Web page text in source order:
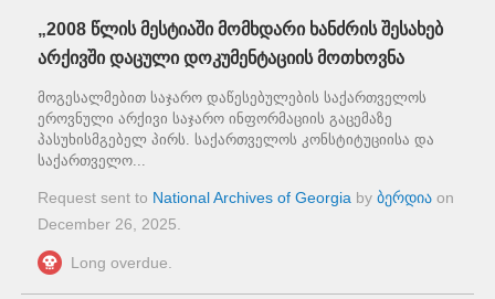
„2008 წლის მესტიაში მომხდარი ხანძრის შესახებ
არქივში დაცული დოკუმენტაციის მოთხოვნა
მოგესალმებით საჯარო დაწესებულების საქართველოს
ეროვნული არქივი საჯარო ინფორმაციის გაცემაზე
პასუხისმგებელ პირს. საქართველოს კონსტიტუციისა და
საქართველო...
Request sent to National Archives of Georgia by ბერდია on
December 26, 2025
Long overdue.